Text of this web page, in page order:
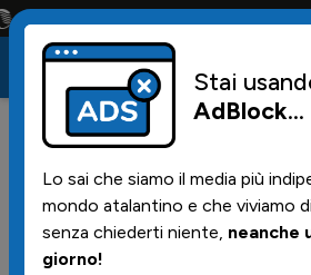
solo la maglia e solo i tifosi la
31/05/2026 | 14.47
Ai mondiali
3D per il fuorigioco
Stai
AdBlock...
Lo sai che siamo il media più
mondo atalantino e che viviamo
senza chiederti niente, neanche
giorno!